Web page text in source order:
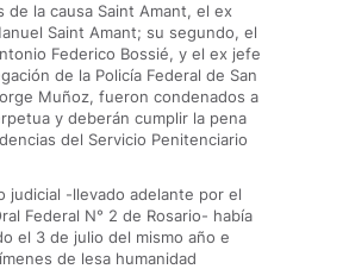
de la causa Saint Amant, el ex
Saint Amant; su segundo, el
Federico Bossié, y el ex jefe
de la Policía Federal de San
Muñoz, fueron condenados a
y deberán cumplir la pena
del Servicio Penitenciario
judicial -llevado adelante por el
Federal N° 2 de Rosario- había
el 3 de julio del mismo año e
de lesa humanidad